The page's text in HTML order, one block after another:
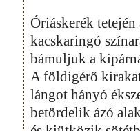
Óriáskerék tetején
kacskaringó
bámuljuk a
A földigérő
lángot hányó
betördelik ázó